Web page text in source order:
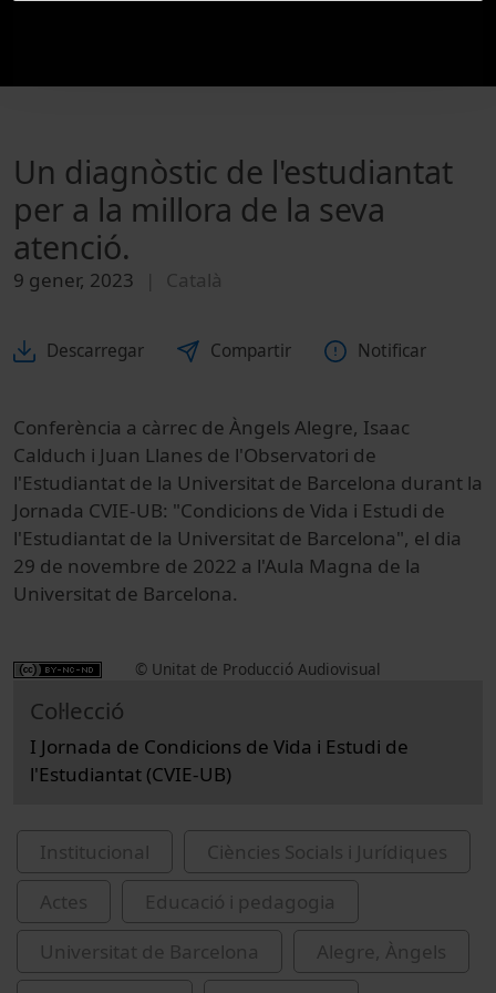
Un diagnòstic de l'estudiantat
per a la millora de la seva
atenció.
9 gener, 2023 Català
Descarregar Compartir Notificar
Conferència a càrrec de Àngels Alegre, Isaac
Calduch i Juan Llanes de l'Observatori de
l'Estudiantat de la Universitat de Barcelona durant la
Jornada CVIE-UB: "Condicions de Vida i Estudi de
l'Estudiantat de la Universitat de Barcelona", el dia
29 de novembre de 2022 a l'Aula Magna de la
Universitat de Barcelona.
© Unitat de Producció Audiovisual
Col·lecció
I Jornada de Condicions de Vida i Estudi de
l'Estudiantat (CVIE-UB)
Institucional
Ciències Socials i Jurídiques
Actes
Educació i pedagogia
Universitat de Barcelona
Alegre, Àngels